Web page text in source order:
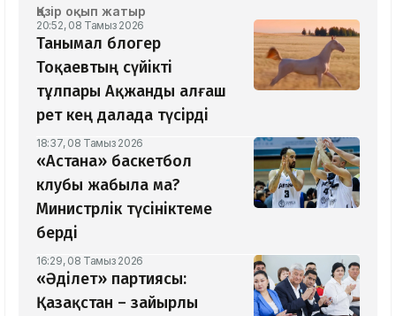
Қазір оқып жатыр
20:52, 08 Тамыз 2026
Танымал блогер
Тоқаевтың сүйікті
тұлпары Ақжанды алғаш
рет кең далада түсірді
18:37, 08 Тамыз 2026
«Астана» баскетбол
клубы жабыла ма?
Министрлік түсініктеме
берді
16:29, 08 Тамыз 2026
«Әділет» партиясы:
Қазақстан – зайырлы